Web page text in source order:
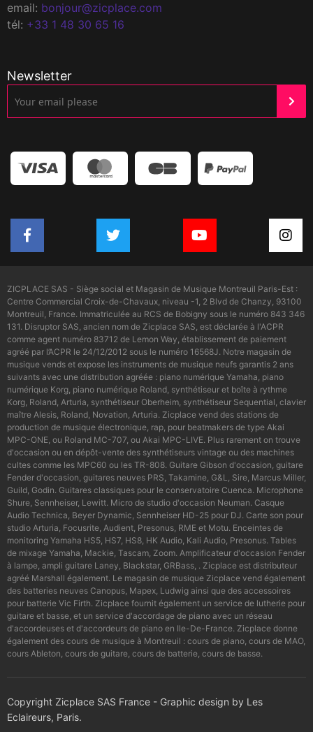
email: bonjour@zicplace.com
tél: +33 1 48 30 65 16
Newsletter
ZICPLACE SAS - Siège social et Magasin de Musique Montreuil Paris-Est :
Centre Commercial Croix-de-Chavaux, niveau -1, 2 Blvd de Chanzy, 93100
Montreuil, France. Immatriculée au RCS de Bobigny sous le numéro 843 346
131. Disruptor SAS, ancien nom de Zicplace SAS, est déclarée à l'ACPR
comme agent numéro 83712 de Lemon Way, établissement de paiement
agréé par l’ACPR le 24/12/2012 sous le numéro 16568J. Notre magasin de
musique vends et expose les instruments de musique neufs garantis 2 ans
suivants avec une distribution agréée : piano numérique Yamaha, piano
numérique Korg, piano numérique Roland, synthétiseur et boîte à rythme
Korg, Roland, Arturia, synthétiseur Oberheim, synthétiseur Sequential, clavier
maître Alesis, Roland, Novation, Arturia. Zicplace vend des stations de
production de musique électronique, rap, pour beatmakers de type Akai
MPC-ONE, ou Roland MC-707, ou Akai MPC-LIVE. Plus rarement on trouve
d'occasion ou en dépôt-vente des synthétiseurs vintage ou des machines
cultes comme les MPC60 ou les TR-808. Guitare Gibson d'occasion, guitare
Fender d'occasion, guitares neuves PRS, Takamine, G&L, Sire, Marcus Miller,
Guild, Godin. Guitares classiques pour le conservatoire Cuenca. Microphone
Shure, Sennheiser, Lewitt. Micro de studio d'occasion Neuman. Casque
Audio Technica, Beyer Dynamic, Sennheiser HD-25 pour DJ. Carte son pour
studio Arturia, Focusrite, Audient, Presonus, RME et Motu. Enceintes de
monitoring Yamaha HS5, HS7, HS8, HK Audio, Kali Audio, Presonus. Tables
de mixage Yamaha, Mackie, Tascam, Zoom. Amplificateur d'occasion Fender
à lampe, ampli guitare Laney, Blackstar, GRBass, . Zicplace est distributeur
agréé Marshall également. Le magasin de musique Zicplace vend également
des batteries neuves Canopus, Mapex, Ludwig ainsi que des accessoires
pour batterie Vic Firth. Zicplace fournit également un service de lutherie pour
guitare et basse, et un service d'accordage de piano avec un réseau
d'accordeuses et d'accordeurs de piano en Ile-De-France. Zicplace donne
également des cours de musique à Montreuil : cours de piano, cours de MAO,
cours Ableton, cours de guitare, cours de batterie, cours de basse.
Copyright Zicplace SAS France - Graphic design by Les
Eclaireurs, Paris.